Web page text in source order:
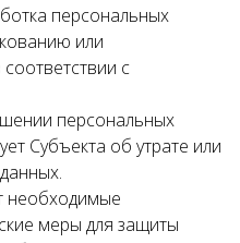
персональных
или
с
персональных
Субъекта об утрате или
необходимые
меры для защиты